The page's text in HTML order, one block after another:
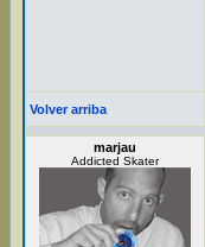
Volver arriba
marjau
Addicted Skater